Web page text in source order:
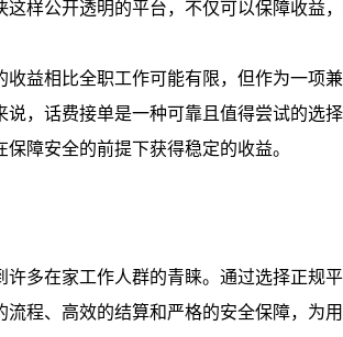
样公开透明的平台，不仅可以保障收益
益相比全职工作可能有限，但作为一项
，话费接单是一种可靠且值得尝试的选择
障安全的前提下获得稳定的收益。
多在家工作人群的青睐。通过选择正规
程、高效的结算和严格的安全保障，为